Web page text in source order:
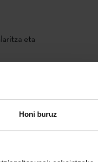
Honi buruz
eta
gisa